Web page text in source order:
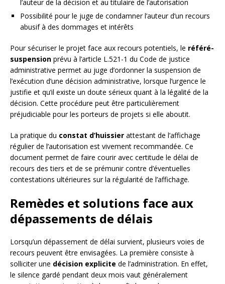
l’auteur de la décision et au titulaire de l’autorisation
Possibilité pour le juge de condamner l’auteur d’un recours
abusif à des dommages et intérêts
Pour sécuriser le projet face aux recours potentiels, le référé-
suspension prévu à l’article L.521-1 du Code de justice
administrative permet au juge d’ordonner la suspension de
l’exécution d’une décision administrative, lorsque l’urgence le
justifie et qu’il existe un doute sérieux quant à la légalité de la
décision. Cette procédure peut être particulièrement
préjudiciable pour les porteurs de projets si elle aboutit.
La pratique du constat d’huissier attestant de l’affichage
régulier de l’autorisation est vivement recommandée. Ce
document permet de faire courir avec certitude le délai de
recours des tiers et de se prémunir contre d’éventuelles
contestations ultérieures sur la régularité de l’affichage.
Remèdes et solutions face aux
dépassements de délais
Lorsqu’un dépassement de délai survient, plusieurs voies de
recours peuvent être envisagées. La première consiste à
solliciter une décision explicite de l’administration. En effet,
le silence gardé pendant deux mois vaut généralement